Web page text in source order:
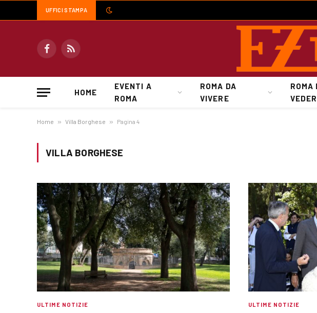
UFFICI STAMPA
FacebookRSS
HOME
EVENTI A
ROMA
ROMA DA
VIVERE
ROMA
Home » Villa Borghese » Pagina 4
VILLA BORGHESE
ULTIME NOTIZIE ULTIME NOTIZIE